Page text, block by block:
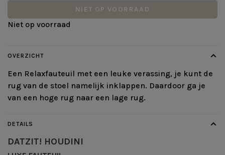
NIET OP VOORRAAD
Niet op voorraad
OVERZICHT
Een Relaxfauteuil met een leuke verassing, je kunt de
rug van de stoel namelijk inklappen. Daardoor ga je
van een hoge rug naar een lage rug.
DETAILS
DATZIT! HOUDINI